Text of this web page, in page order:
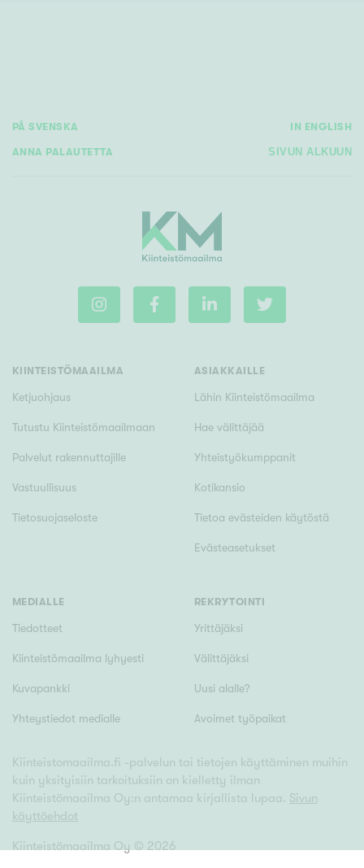
PÅ SVENSKA IN ENGLISH
ANNA PALAUTETTA SIVUN ALKUUN
KIINTEISTÖMAAILMA
Ketjuohjaus
Tutustu Kiinteistömaailmaan
Palvelut rakennuttajille
Vastuullisuus
Tietosuojaseloste
ASIAKKAILLE
Lähin Kiinteistömaailma
Hae välittäjää
Yhteistyökumppanit
Kotikansio
Tietoa evästeiden käytöstä
Evästeasetukset
MEDIALLE
Tiedotteet
Kiinteistömaailma lyhyesti
Kuvapankki
Yhteystiedot medialle
REKRYTOINTI
Yrittäjäksi
Välittäjäksi
Uusi alalle?
Avoimet työpaikat
Kiinteistomaailma.fi -palvelun tai tietojen käyttäminen muihin
kuin yksityisiin tarkoituksiin on kielletty ilman
Kiinteistömaailma Oy:n antamaa kirjallista lupaa. Sivun
käyttöehdot
Kiinteistömaailma Oy © 2026